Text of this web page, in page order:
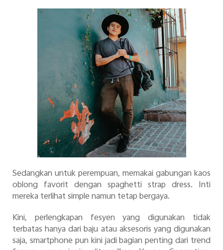
Sedangkan untuk perempuan, memakai gabungan kaos
oblong favorit dengan spaghetti strap dress. Inti
mereka terlihat simple namun tetap bergaya.
Kini, perlengkapan fesyen yang digunakan tidak
terbatas hanya dari baju atau aksesoris yang digunakan
saja, smartphone pun kini jadi bagian penting dari trend